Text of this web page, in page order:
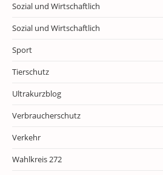
Sozial und Wirtschaftlich
Sozial und Wirtschaftlich
Sport
Tierschutz
Ultrakurzblog
Verbraucherschutz
Verkehr
Wahlkreis 272